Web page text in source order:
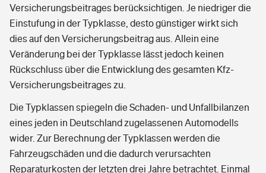
Versicherungsbeitrages berücksichtigen. Je niedriger die
Einstufung in der Typklasse, desto günstiger wirkt sich
dies auf den Versicherungsbeitrag aus. Allein eine
Veränderung bei der Typklasse lässt jedoch keinen
Rückschluss über die Entwicklung des gesamten Kfz-
Versicherungsbeitrages zu.
Die Typklassen spiegeln die Schaden- und Unfallbilanzen
eines jeden in Deutschland zugelassenen Automodells
wider. Zur Berechnung der Typklassen werden die
Fahrzeugschäden und die dadurch verursachten
Reparaturkosten der letzten drei Jahre betrachtet. Einmal